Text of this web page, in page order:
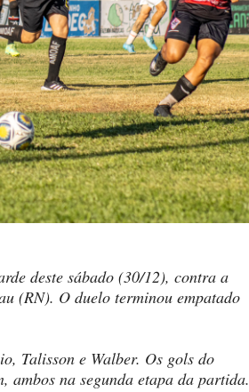
deste sábado (30/12), contra a
(RN). O duelo terminou empatado
Talisson e Walber. Os gols do
na segunda etapa da partida.